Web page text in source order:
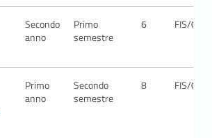
Secondo
anno
Primo
semestre
6 FIS/02
Primo
anno
Secondo
semestre
8 FIS/03